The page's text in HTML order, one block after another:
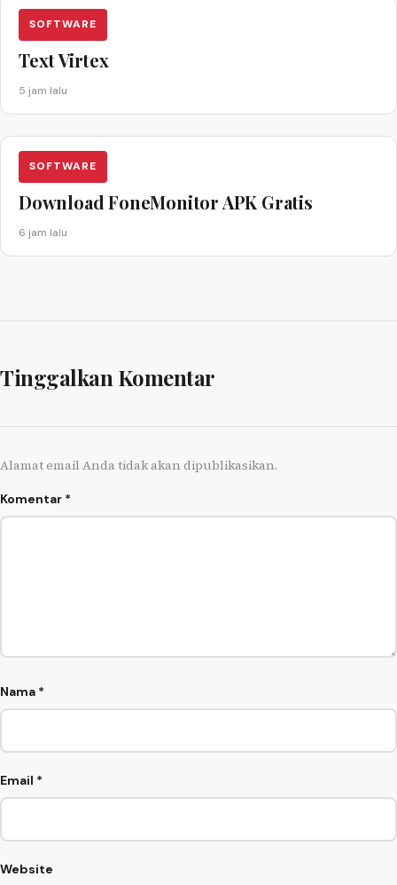
SOFTWARE
Text Virtex
5 jam lalu
SOFTWARE
Download FoneMonitor APK Gratis
6 jam lalu
Tinggalkan Komentar
Alamat email Anda tidak akan dipublikasikan.
Komentar *
Nama *
Email *
Website